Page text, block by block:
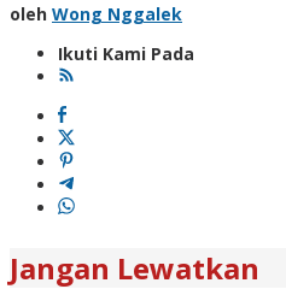
oleh Wong Nggalek
Ikuti Kami Pada
Jangan Lewatkan